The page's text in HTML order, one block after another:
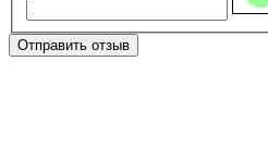
Отправить отзыв